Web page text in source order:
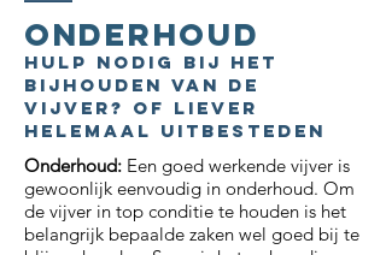
Onderhoud
hulp nodig bij het
bijhouden van de
vijver? of liever
helemaal uitbesteden
Onderhoud: Een goed werkende vijver is
gewoonlijk eenvoudig in onderhoud. Om
de vijver in top conditie te houden is het
belangrijk bepaalde zaken wel goed bij te